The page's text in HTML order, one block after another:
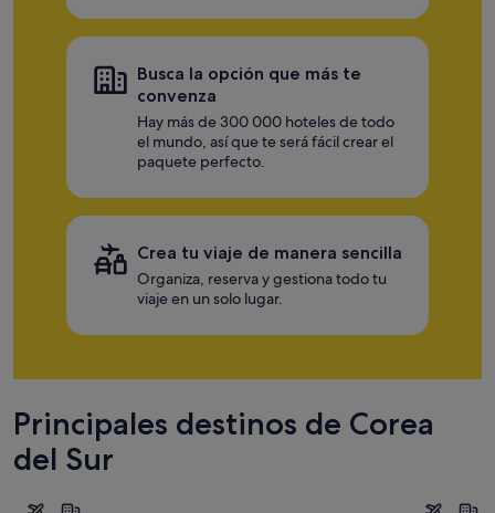
Busca la opción que más te
convenza
Hay más de 300 000 hoteles de todo
el mundo, así que te será fácil crear el
paquete perfecto.
Crea tu viaje de manera sencilla
Organiza, reserva y gestiona todo tu
viaje en un solo lugar.
Principales destinos de Corea
del Sur
Seúl Busan